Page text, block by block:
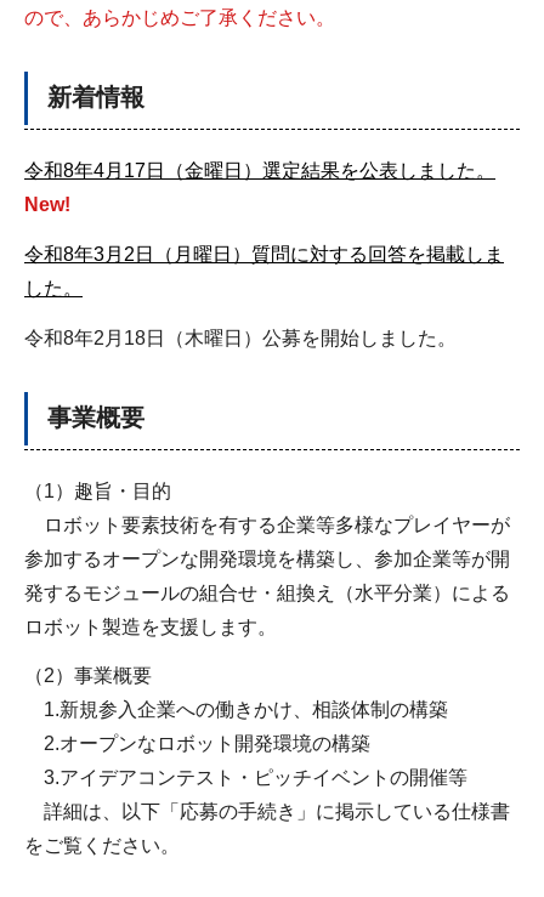
ので、あらかじめご了承ください。
新着情報
令和8年4月17日（金曜日）選定結果を公表しました。
New!
令和8年3月2日（月曜日）質問に対する回答を掲載しま
した。
令和8年2月18日（木曜日）公募を開始しました。
事業概要
（1）趣旨・目的
ロボット要素技術を有する企業等多様なプレイヤーが
参加するオープンな開発環境を構築し、参加企業等が開
発するモジュールの組合せ・組換え（水平分業）による
ロボット製造を支援します。
（2）事業概要
1.新規参入企業への働きかけ、相談体制の構築
2.オープンなロボット開発環境の構築
3.アイデアコンテスト・ピッチイベントの開催等
詳細は、以下「応募の手続き」に掲示している仕様書
をご覧ください。